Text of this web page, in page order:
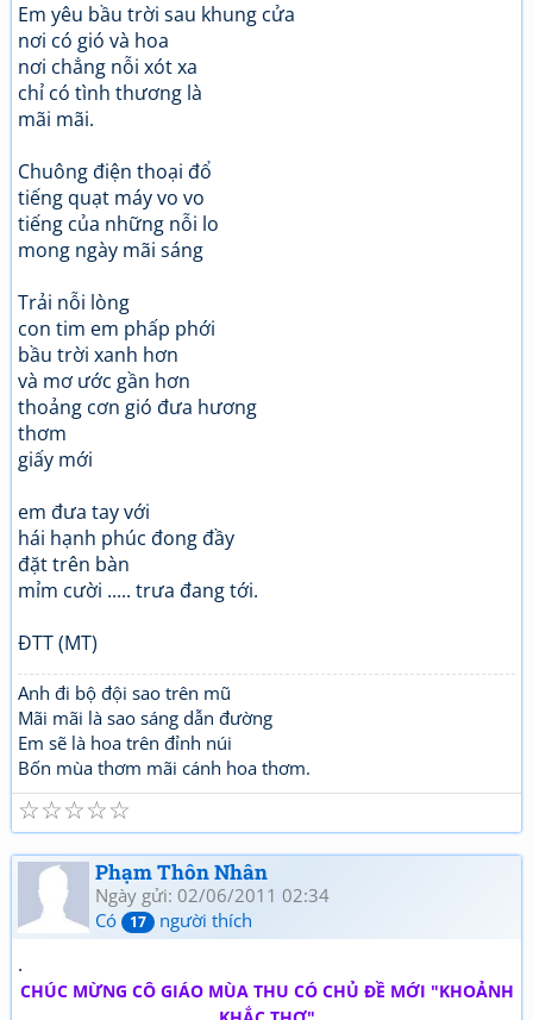
Em yêu bầu trời sau khung cửa
nơi có gió và hoa
nơi chẳng nỗi xót xa
chỉ có tình thương là
mãi mãi.
Chuông điện thoại đổ
tiếng quạt máy vo vo
tiếng của những nỗi lo
mong ngày mãi sáng
Trải nỗi lòng
con tim em phấp phới
bầu trời xanh hơn
và mơ ước gần hơn
thoảng cơn gió đưa hương
thơm
giấy mới
em đưa tay với
hái hạnh phúc đong đầy
đặt trên bàn
mỉm cười ..... trưa đang tới.
ĐTT (MT)
Anh đi bộ đội sao trên mũ
Mãi mãi là sao sáng dẫn đường
Em sẽ là hoa trên đỉnh núi
Bốn mùa thơm mãi cánh hoa thơm.
☆
☆
☆
☆
☆
Phạm Thôn Nhân
Ngày gửi: 02/06/2011 02:34
Có
17 người thích
.
CHÚC MỪNG CÔ GIÁO MÙA THU CÓ CHỦ ĐỀ MỚI "KHOẢNH